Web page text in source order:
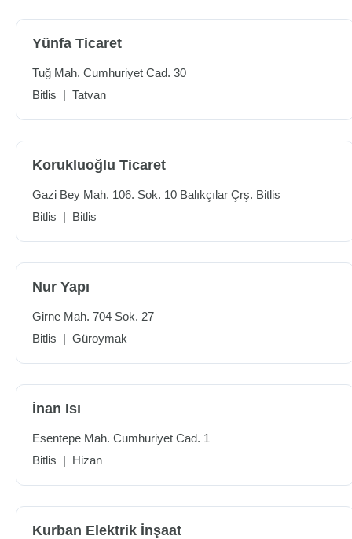
Yünfa Ticaret
Tuğ Mah. Cumhuriyet Cad. 30
Bitlis | Tatvan
Korukluoğlu Ticaret
Gazi Bey Mah. 106. Sok. 10 Balıkçılar Çrş. Bitlis
Bitlis | Bitlis
Nur Yapı
Girne Mah. 704 Sok. 27
Bitlis | Güroymak
İnan Isı
Esentepe Mah. Cumhuriyet Cad. 1
Bitlis | Hizan
Kurban Elektrik İnşaat